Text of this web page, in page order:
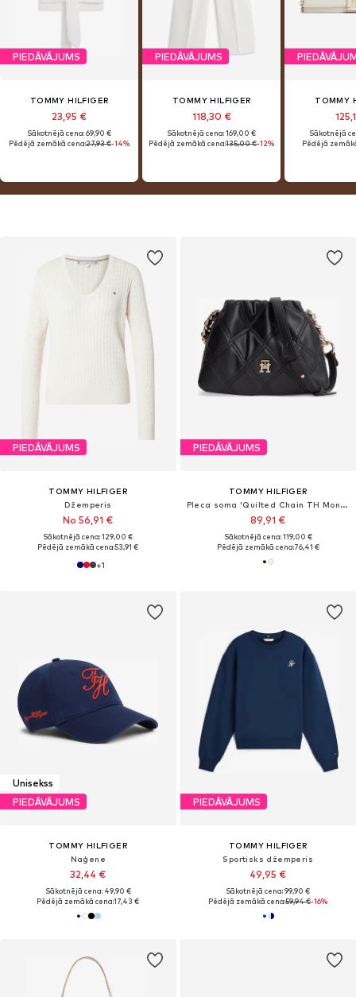
PIEDĀVĀJUMS
TOMMY HILFIGER
Džemperis
No 56,91 €
Sākotnējā cena: 129,00 €
Pēdējā zemākā cena:53,91 €
+1
PIEDĀVĀJUMS
TOMMY HILFIGER
Pleca soma 'Quilted Chain TH Monogram'
89,91 €
Sākotnējā cena: 119,00 €
Pēdējā zemākā cena:76,41 €
PIEDĀVĀJUMS
TOMMY HILFIGER
23,95 €
Sākotnējā cena: 69,90 €
Pēdējā zemākā cena:27,93 €-14%
PIEDĀVĀJUMS
TOMMY HILFIGER
118,30 €
Sākotnējā cena: 169,00 €
Pēdējā zemākā cena:135,00 €-12%
TOMMY
Sākotnējā
Pēdējā
Unisekss
PIEDĀVĀJUMS
TOMMY HILFIGER
Naģene
32,44 €
Sākotnējā cena: 49,90 €
Pēdējā zemākā cena:17,43 €
PIEDĀVĀJUMS
TOMMY HILFIGER
Sportisks džemperis
49,95 €
Sākotnējā cena: 99,90 €
Pēdējā zemākā cena:59,94 €-16%